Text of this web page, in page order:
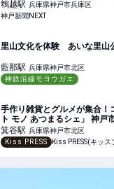
鵯越駅 兵庫県神戸市兵庫区
神戸新聞NEXT
里山文化を体験 あいな里山
藍那駅 兵庫県神戸市北区
神鉄沿線モヨウガエ
手作り雑貨とグルメが集合！
ト モノ あつまるシェ」 神戸
箕谷駅 兵庫県神戸市北区
Kiss PRESS